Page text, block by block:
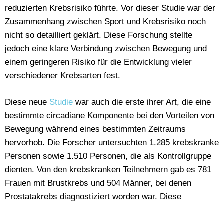
reduzierten Krebsrisiko führte. Vor dieser Studie war der
Zusammenhang zwischen Sport und Krebsrisiko noch
nicht so detailliert geklärt. Diese Forschung stellte
jedoch eine klare Verbindung zwischen Bewegung und
einem geringeren Risiko für die Entwicklung vieler
verschiedener Krebsarten fest.
Diese neue Studie war auch die erste ihrer Art, die eine
bestimmte circadiane Komponente bei den Vorteilen von
Bewegung während eines bestimmten Zeitraums
hervorhob. Die Forscher untersuchten 1.285 krebskranke
Personen sowie 1.510 Personen, die als Kontrollgruppe
dienten. Von den krebskranken Teilnehmern gab es 781
Frauen mit Brustkrebs und 504 Männer, bei denen
Prostatakrebs diagnostiziert worden war. Diese